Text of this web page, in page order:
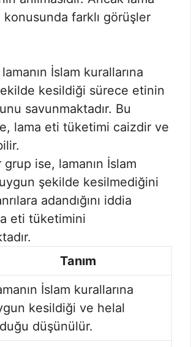
farklı görüşler
İslam kurallarına
kesildiği sürece etinin
savunmaktadır. Bu
lama eti tüketimi caizdir ve
ise, lamanın İslam
şekilde kesilmediğini
adandığını iddia
eti tüketimini
Tanım
İslam kurallarına
kesildiği ve helal
düşünülür.